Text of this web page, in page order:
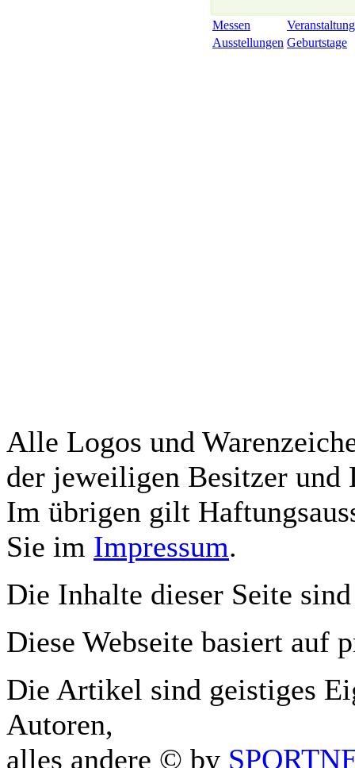
Messen
Veranstaltung
Ausstellungen Geburtstage
Alle Logos und
der jeweiligen Besitzer und
Im übrigen gilt
Sie im Impressum.
Die Inhalte dieser Seite
Diese Webseite basiert auf
Die Artikel sind geistiges
Autoren,
alles andere © by